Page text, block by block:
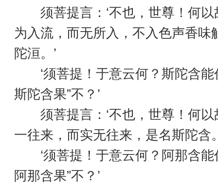
须菩提言：‘不也，世尊！何以
为入流，而无所入，不入色声香味
陀洹。’
‘须菩提！于意云何？斯陀含能
斯陀含果”不？’
须菩提言：‘不也，世尊！何以
一往来，而实无往来，是名斯陀含
‘须菩提！于意云何？阿那含能
阿那含果”不？’